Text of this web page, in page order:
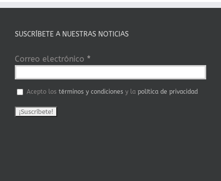
SUSCRÍBETE A NUESTRAS NOTICIAS
Correo electrónico *
Acepto los términos y condiciones y la política de privacidad